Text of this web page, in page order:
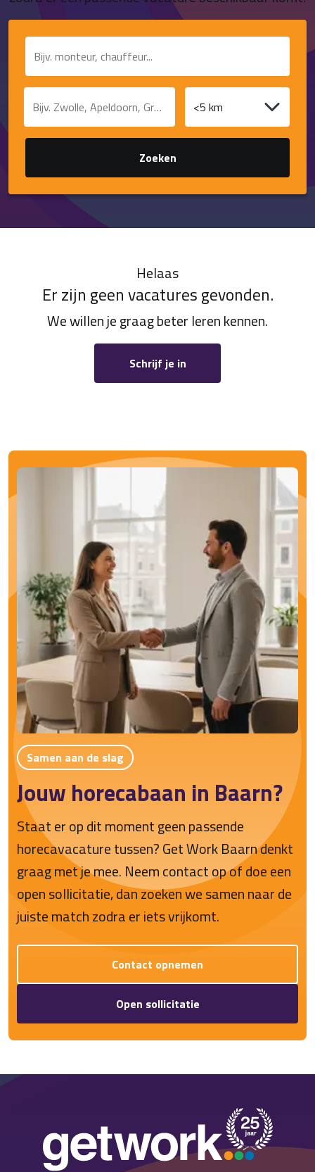
Contact
Zoeken
Helaas
Er zijn geen vacatures gevonden.
We willen je graag beter leren kennen.
Schrijf je in
Samen aan de slag
Jouw horecabaan in Baarn?
Staat er op dit moment geen passende
horecavacature tussen? Get Work Baarn denkt
graag met je mee. Neem contact op of doe een
open sollicitatie, dan zoeken we samen naar de
juiste match zodra er iets vrijkomt.
Contact opnemen
Open sollicitatie